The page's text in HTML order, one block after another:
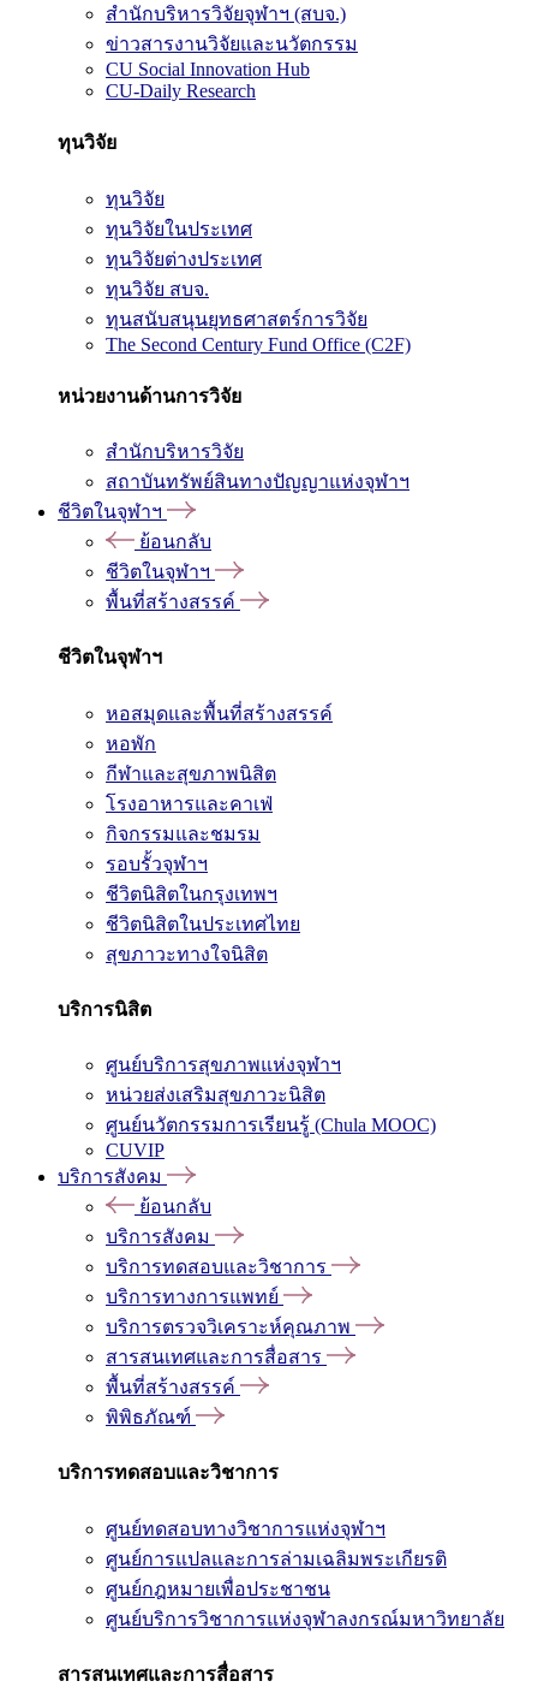
สำนักบริหารวิจัยจุฬาฯ (สบจ.)
ข่าวสารงานวิจัยและนวัตกรรม
CU Social Innovation Hub
CU-Daily Research
ทุนวิจัย
ทุนวิจัย
ทุนวิจัยในประเทศ
ทุนวิจัยต่างประเทศ
ทุนวิจัย สบจ.
ทุนสนับสนุนยุทธศาสตร์การวิจัย
The Second Century Fund Office (C2F)
หน่วยงานด้านการวิจัย
สำนักบริหารวิจัย
สถาบันทรัพย์สินทางปัญญาแห่งจุฬาฯ
ชีวิตในจุฬาฯ
ย้อนกลับ
ชีวิตในจุฬาฯ
พื้นที่สร้างสรรค์
ชีวิตในจุฬาฯ
หอสมุดและพื้นที่สร้างสรรค์
หอพัก
กีฬาและสุขภาพนิสิต
โรงอาหารและคาเฟ่
กิจกรรมและชมรม
รอบรั้วจุฬาฯ
ชีวิตนิสิตในกรุงเทพฯ
ชีวิตนิสิตในประเทศไทย
สุขภาวะทางใจนิสิต
บริการนิสิต
ศูนย์บริการสุขภาพแห่งจุฬาฯ
หน่วยส่งเสริมสุขภาวะนิสิต
ศูนย์นวัตกรรมการเรียนรู้ (Chula MOOC)
CUVIP
บริการสังคม
ย้อนกลับ
บริการสังคม
บริการทดสอบและวิชาการ
บริการทางการแพทย์
บริการตรวจวิเคราะห์คุณภาพ
สารสนเทศและการสื่อสาร
พื้นที่สร้างสรรค์
พิพิธภัณฑ์
บริการทดสอบและวิชาการ
ศูนย์ทดสอบทางวิชาการแห่งจุฬาฯ
ศูนย์การแปลและการล่ามเฉลิมพระเกียรติ
ศูนย์กฎหมายเพื่อประชาชน
ศูนย์บริการวิชาการแห่งจุฬาลงกรณ์มหาวิทยาลัย
สารสนเทศและการสื่อสาร